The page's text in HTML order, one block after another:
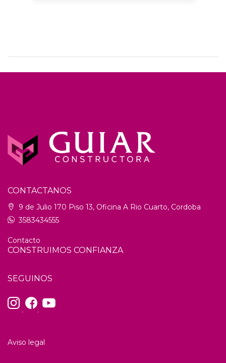
CONTACTANOS
9 de Julio 170 Piso 13, Oficina A Rio Cuarto, Cordoba
3583434555
Contacto
CONSTRUIMOS CONFIANZA
SEGUINOS
. .
Aviso legal